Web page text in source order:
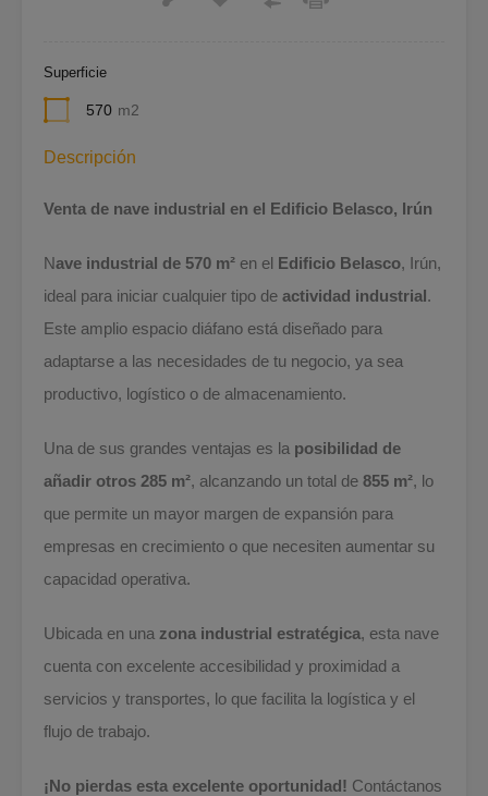
Superficie
570 m2
Descripción
Venta de nave industrial en el Edificio Belasco, Irún
Nave industrial de 570 m² en el Edificio Belasco, Irún,
ideal para iniciar cualquier tipo de actividad industrial.
Este amplio espacio diáfano está diseñado para
adaptarse a las necesidades de tu negocio, ya sea
productivo, logístico o de almacenamiento.
Una de sus grandes ventajas es la posibilidad de
añadir otros 285 m², alcanzando un total de 855 m², lo
que permite un mayor margen de expansión para
empresas en crecimiento o que necesiten aumentar su
capacidad operativa.
Ubicada en una zona industrial estratégica, esta nave
cuenta con excelente accesibilidad y proximidad a
servicios y transportes, lo que facilita la logística y el
flujo de trabajo.
¡No pierdas esta excelente oportunidad! Contáctanos